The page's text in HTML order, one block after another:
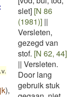
),
slet] [N 86
(1981)] ||
Versleten,
gezegd van
stof. [N 62, 44]
|| Versleten.
Door lang
gebruik stuk